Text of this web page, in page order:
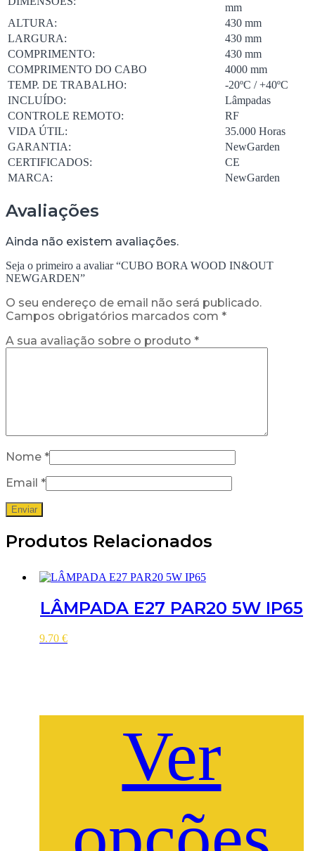
mm
ALTURA:
430 mm
LARGURA:
430 mm
COMPRIMENTO:
430 mm
COMPRIMENTO DO CABO
4000 mm
TEMP. DE TRABALHO:
-20ºC / +40ºC
INCLUÍDO:
Lâmpadas
CONTROLE REMOTO:
RF
VIDA ÚTIL:
35.000 Horas
GARANTIA:
NewGarden
CERTIFICADOS:
CE
MARCA:
NewGarden
Avaliações
Ainda não existem avaliações.
Seja o primeiro a avaliar “CUBO BORA WOOD IN&OUT
NEWGARDEN”
O seu endereço de email não será publicado.
Campos obrigatórios marcados com *
A sua avaliação sobre o produto *
Nome *
Email *
Produtos Relacionados
LÂMPADA E27 PAR20 5W IP65
9.70 €
Ver